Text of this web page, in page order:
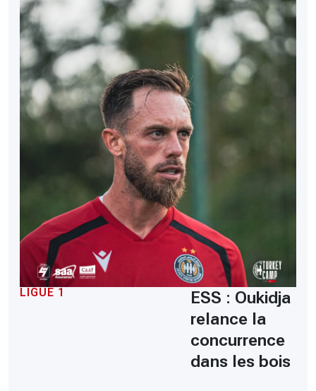
LIGUE 1
ESS : Oukidja
relance la
concurrence
dans les bois